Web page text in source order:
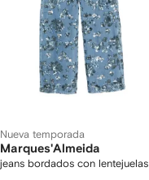
Nueva temporada
Marques'Almeida
jeans bordados con lentejuelas